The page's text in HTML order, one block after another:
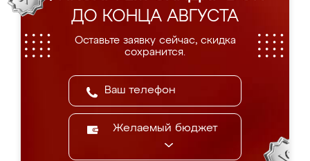
ДО КОНЦА АВГУСТА
Оставьте заявку сейчас, скидка
сохранится.
Желаемый бюджет